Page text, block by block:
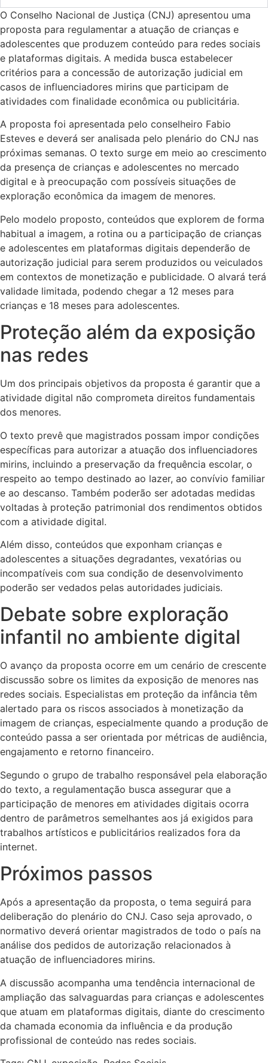
O Conselho Nacional de Justiça (CNJ) apresentou uma
proposta para regulamentar a atuação de crianças e
adolescentes que produzem conteúdo para redes sociais
e plataformas digitais. A medida busca estabelecer
critérios para a concessão de autorização judicial em
casos de influenciadores mirins que participam de
atividades com finalidade econômica ou publicitária.
A proposta foi apresentada pelo conselheiro Fabio
Esteves e deverá ser analisada pelo plenário do CNJ nas
próximas semanas. O texto surge em meio ao crescimento
da presença de crianças e adolescentes no mercado
digital e à preocupação com possíveis situações de
exploração econômica da imagem de menores.
Pelo modelo proposto, conteúdos que explorem de forma
habitual a imagem, a rotina ou a participação de crianças
e adolescentes em plataformas digitais dependerão de
autorização judicial para serem produzidos ou veiculados
em contextos de monetização e publicidade. O alvará terá
validade limitada, podendo chegar a 12 meses para
crianças e 18 meses para adolescentes.
Proteção além da exposição
nas redes
Um dos principais objetivos da proposta é garantir que a
atividade digital não comprometa direitos fundamentais
dos menores.
O texto prevê que magistrados possam impor condições
específicas para autorizar a atuação dos influenciadores
mirins, incluindo a preservação da frequência escolar, o
respeito ao tempo destinado ao lazer, ao convívio familiar
e ao descanso. Também poderão ser adotadas medidas
voltadas à proteção patrimonial dos rendimentos obtidos
com a atividade digital.
Além disso, conteúdos que exponham crianças e
adolescentes a situações degradantes, vexatórias ou
incompatíveis com sua condição de desenvolvimento
poderão ser vedados pelas autoridades judiciais.
Debate sobre exploração
infantil no ambiente digital
O avanço da proposta ocorre em um cenário de crescente
discussão sobre os limites da exposição de menores nas
redes sociais. Especialistas em proteção da infância têm
alertado para os riscos associados à monetização da
imagem de crianças, especialmente quando a produção de
conteúdo passa a ser orientada por métricas de audiência,
engajamento e retorno financeiro.
Segundo o grupo de trabalho responsável pela elaboração
do texto, a regulamentação busca assegurar que a
participação de menores em atividades digitais ocorra
dentro de parâmetros semelhantes aos já exigidos para
trabalhos artísticos e publicitários realizados fora da
internet.
Próximos passos
Após a apresentação da proposta, o tema seguirá para
deliberação do plenário do CNJ. Caso seja aprovado, o
normativo deverá orientar magistrados de todo o país na
análise dos pedidos de autorização relacionados à
atuação de influenciadores mirins.
A discussão acompanha uma tendência internacional de
ampliação das salvaguardas para crianças e adolescentes
que atuam em plataformas digitais, diante do crescimento
da chamada economia da influência e da produção
profissional de conteúdo nas redes sociais.